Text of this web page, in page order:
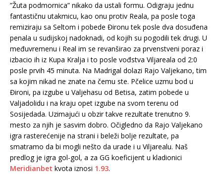
”Žuta podmornica” nikako da ustali formu. Odigraju jednu
fantastičnu utakmicu, kao onu protiv Reala, pa posle toga
remiziraju sa Seltom i pobede Đironu tek posle dva dosuđena
penala u sudijskoj nadoknadi, od kojih su pogodili tek drugi. U
međuvremenu i Real im se revanširao za prvenstveni poraz i
izbacio ih iz Kupa Kralja i to posle vođstva Viljareala od 2:0
posle prvih 45 minuta. Na Madrigal dolazi Rajo Valjekano, tim
sa kojim nikad ne znate na čemu ste. Pčelice uzmu bod u
Đironi, pa izgube u Valjehasu od Betisa, zatim pobede u
Valjadolidu i na kraju opet izgube na svom terenu od
Sosijedada. Uzimajući u obzir takve rezultate trenutno 9.
mesto za njih je sasvim dobro. Očigledno da Rajo Valjekano
igra rasterećenije na strani i beleži bolje rezultate, pa
smatramo da bi mogli nešto da urade i u Viljarealu. Naš
predlog je igra gol-gol, a za GG koeficijent u kladionici
Meridianbet kvota iznosi 1.93.